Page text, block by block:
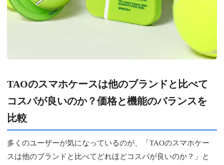
TAOのスマホケースは他のブランドと比べて
コスパが良いのか？価格と機能のバランスを
比較
多くのユーザーが気になっているのが、「TAOのスマホケー
スは他のブランドと比べてどれほどコスパが良いのか？」と